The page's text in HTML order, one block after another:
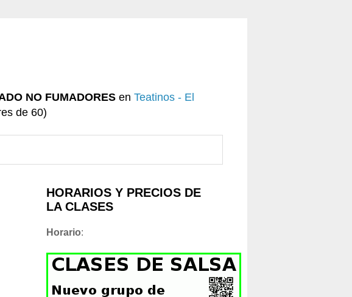
NO FUMADORES en Teatinos - El
de 60)
HORARIOS Y PRECIOS DE
LA CLASES
Horario: